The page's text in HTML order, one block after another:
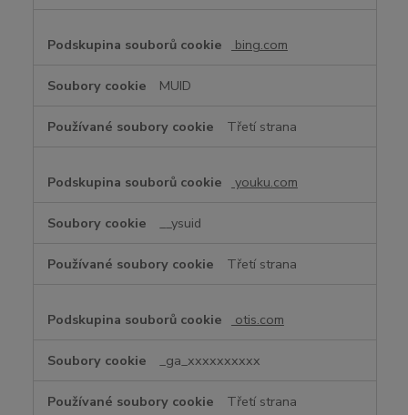
bing.com
MUID
Třetí strana
youku.com
__ysuid
Třetí strana
otis.com
_ga_xxxxxxxxxx
Třetí strana